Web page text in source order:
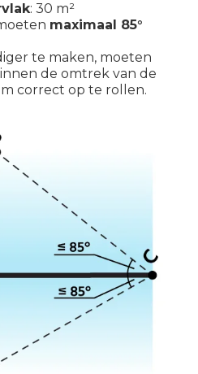
: 30 m²
maximaal 85°
te maken, moeten
de omtrek van de
correct op te rollen.